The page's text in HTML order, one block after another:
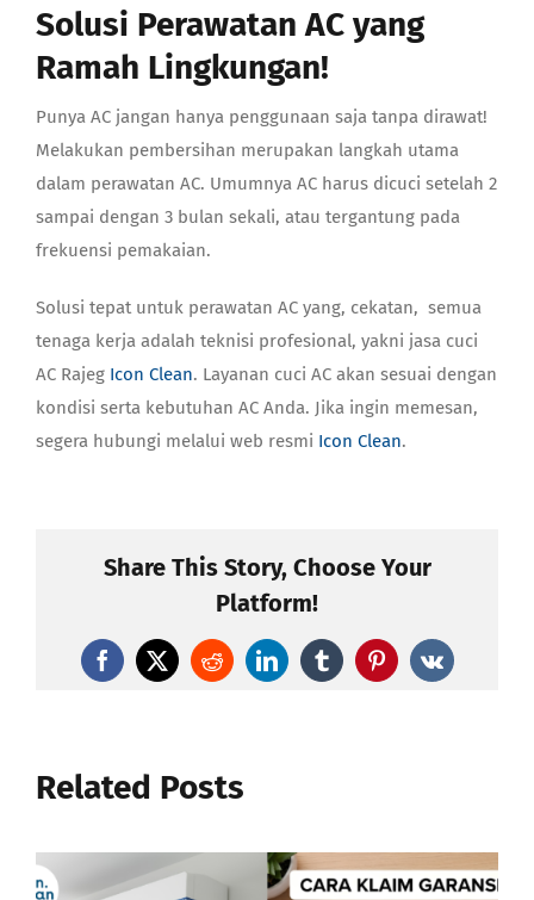
Solusi Perawatan AC yang
Ramah Lingkungan!
Punya AC jangan hanya penggunaan saja tanpa dirawat!
Melakukan pembersihan merupakan langkah utama
dalam perawatan AC. Umumnya AC harus dicuci setelah 2
sampai dengan 3 bulan sekali, atau tergantung pada
frekuensi pemakaian.
Solusi tepat untuk perawatan AC yang, cekatan, semua
tenaga kerja adalah teknisi profesional, yakni jasa cuci
AC Rajeg Icon Clean. Layanan cuci AC akan sesuai dengan
kondisi serta kebutuhan AC Anda. Jika ingin memesan,
segera hubungi melalui web resmi Icon Clean.
Share This Story, Choose Your
Platform!
Facebook
X RedditLinkedInTumblrPinterest
Vk
Related Posts